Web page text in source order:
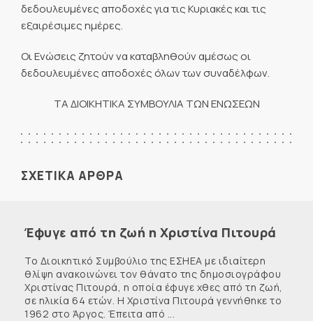
δεδουλευμένες αποδοχές για τις Κυριακές και τις
εξαιρέσιμες ημέρες.
Οι Ενώσεις ζητούν να καταβληθούν αμέσως οι
δεδουλευμένες αποδοχές όλων των συναδέλφων.
ΤΑ ΔΙΟΙΚΗΤΙΚΑ ΣΥΜΒΟΥΛΙΑ ΤΩΝ ΕΝΩΣΕΩΝ
ΣΧΕΤΙΚΑ ΑΡΘΡΑ
Έφυγε από τη ζωή η Χριστίνα Πιτουρά
Το Διοικητικό Συμβούλιο της ΕΣΗΕΑ με ιδιαίτερη
θλίψη ανακοινώνει τον θάνατο της δημοσιογράφου
Χριστίνας Πιτουρά, η οποία έφυγε χθες από τη ζωή,
σε ηλικία 64 ετών. Η Χριστίνα Πιτουρά γεννήθηκε το
1962 στο Άργος. Έπειτα από ...